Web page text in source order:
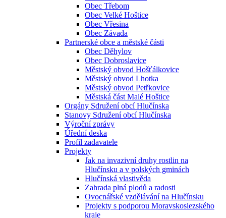
Obec Třebom
Obec Velké Hoštice
Obec Vřesina
Obec Závada
Partnerské obce a městské části
Obec Děhylov
Obec Dobroslavice
Městský obvod Hošťálkovice
Městský obvod Lhotka
Městský obvod Petřkovice
Městská část Malé Hoštice
Orgány Sdružení obcí Hlučínska
Stanovy Sdružení obcí Hlučínska
Výroční zprávy
Úřední deska
Profil zadavatele
Projekty
Jak na invazivní druhy rostlin na
Hlučínsku a v polských gminách
Hlučínská vlastivěda
Zahrada plná plodů a radosti
Ovocnářské vzdělávání na Hlučínsku
Projekty s podporou Moravskoslezského
kraje